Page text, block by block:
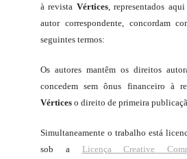
à revista Vértices, representados
autor correspondente, concordam
seguintes termos:
Os autores mantêm os direitos
concedem sem ônus financeiro à
Vértices o direito de primeira
Simultaneamente o trabalho está
sob a Licença Creative